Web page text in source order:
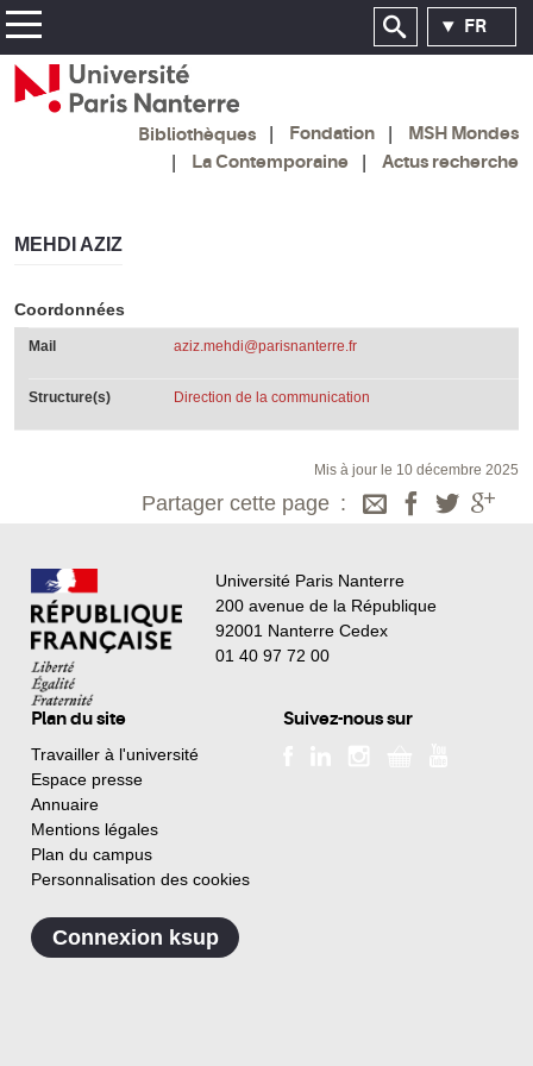
FR
Bibliothèques Fondation
MSH Mondes
La Contemporaine
Actus recherche
MEHDI AZIZ
Coordonnées
Mail aziz.mehdi@parisnanterre.fr
Structure(s) Direction de la communication
Mis à jour le 10 décembre 2025
Partager cette page
Université Paris Nanterre
200 avenue de la République
92001 Nanterre Cedex
01 40 97 72 00
Plan du site
Travailler à l'université
Espace presse
Annuaire
Mentions légales
Plan du campus
Personnalisation des cookies
Suivez-nous sur
Connexion ksup